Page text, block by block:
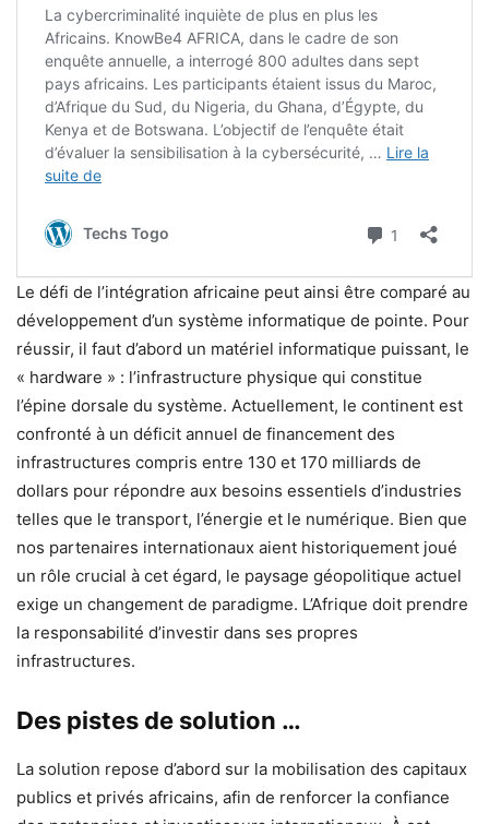
Le défi de l’intégration africaine peut ainsi être comparé au
développement d’un système informatique de pointe. Pour
réussir, il faut d’abord un matériel informatique puissant, le
« hardware » : l’infrastructure physique qui constitue
l’épine dorsale du système. Actuellement, le continent est
confronté à un déficit annuel de financement des
infrastructures compris entre 130 et 170 milliards de
dollars pour répondre aux besoins essentiels d’industries
telles que le transport, l’énergie et le numérique. Bien que
nos partenaires internationaux aient historiquement joué
un rôle crucial à cet égard, le paysage géopolitique actuel
exige un changement de paradigme. L’Afrique doit prendre
la responsabilité d’investir dans ses propres
infrastructures.
Des pistes de solution …
La solution repose d’abord sur la mobilisation des capitaux
publics et privés africains, afin de renforcer la confiance